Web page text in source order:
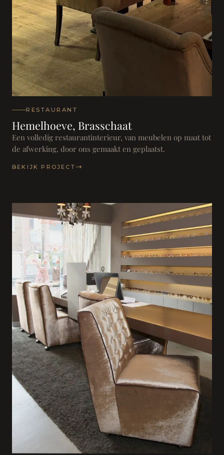
RESTAURANT
Hemelhoeve, Brasschaat
Een volledig restaurantinterieur, van meubelen op maat tot
de afwerking, door ons gemaakt en geplaatst.
BEKIJK PROJECT